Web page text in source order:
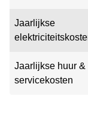
Jaarlijkse
Jaarlijkse huur &
servicekosten